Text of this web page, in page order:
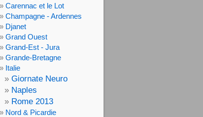
Carennac et le Lot
Champagne - Ardennes
Djanet
Grand Ouest
Grand-Est - Jura
Grande-Bretagne
Italie
Giornate Neuro
Naples
Rome 2013
Nord & Picardie